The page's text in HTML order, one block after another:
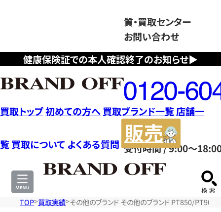
健康保険証での本人確認終了のお知らせ▶
質・買取センター
お問い合わせ
フ
リ
ー
ダ
イ
ヤ
ル
0120604117
受付時間 / 9:00～
買取トップ初めての方へ 買取ブランド一覧店舗一
覧 買取について よくある質問
サ
TOP 買取実績 その他のブランド その他のブランド PT850/PT900